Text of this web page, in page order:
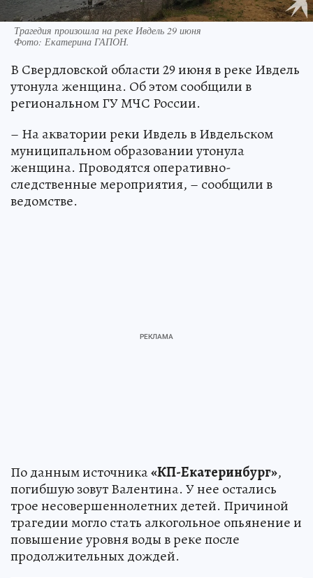
Трагедия произошла на реке Ивдель 29 июня
Фото: Екатерина ГАПОН.
В Свердловской области 29 июня в реке Ивдель
утонула женщина. Об этом сообщили в
региональном ГУ МЧС России.
– На акватории реки Ивдель в Ивдельском
муниципальном образовании утонула
женщина. Проводятся оперативно-
следственные мероприятия, – сообщили в
ведомстве.
По данным источника«КП-Екатеринбург»,
погибшую зовут Валентина. У нее остались
трое несовершеннолетних детей. Причиной
трагедии могло стать алкогольное опьянение и
повышение уровня воды в реке после
продолжительных дождей.